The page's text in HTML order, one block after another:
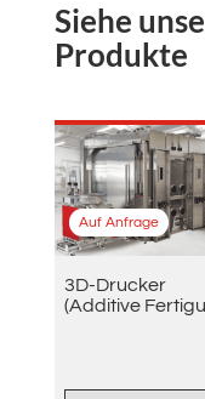
Siehe
Produkte
Auf Anfrage
3D-Drucker
(Additive